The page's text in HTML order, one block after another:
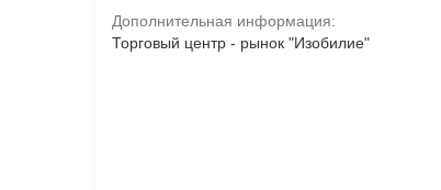
Дополнительная информация:
Торговый центр - рынок "Изобилие"